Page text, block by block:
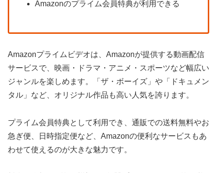
Amazonのプライム会員特典が利用できる
Amazonプライムビデオは、Amazonが提供する動画配信
サービスで、映画・ドラマ・アニメ・スポーツなど幅広い
ジャンルを楽しめます。「ザ・ボーイズ」や「ドキュメン
タル」など、オリジナル作品も高い人気を誇ります。
プライム会員特典として利用でき、通販での送料無料やお
急ぎ便、日時指定便など、Amazonの便利なサービスもあ
わせて使えるのが大きな魅力です。